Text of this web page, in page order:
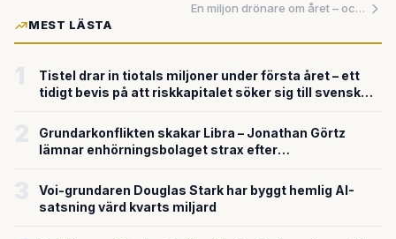
En miljon drönare om året – och inte en enda kinesisk skruv
MEST LÄSTA
Tistel drar in tiotals miljoner under första året – ett
tidigt bevis på att riskkapitalet söker sig till svensk
Grundarkonflikten skakar Libra – Jonathan Görtz
lämnar enhörningsbolaget strax efter
Voi-grundaren Douglas Stark har byggt hemlig AI-
satsning värd kvarts miljard